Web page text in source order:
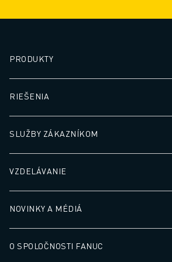
PRODUKTY
RIEŠENIA
SLUŽBY ZÁKAZNÍKOM
VZDELÁVANIE
NOVINKY A MÉDIÁ
O SPOLOČNOSTI FANUC